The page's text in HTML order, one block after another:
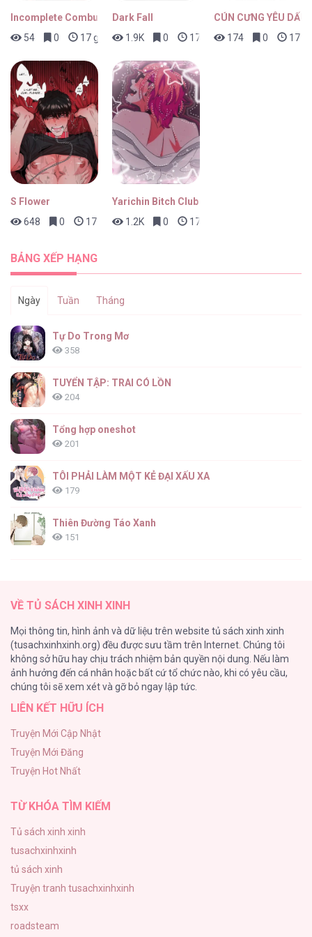
Incomplete Combustion
54
0 17 giờ trước
Dark Fall
1.9K
0 17 giờ trước
CÚN CƯNG YÊU DẤU
174
0 17
S Flower
648
0 17 giờ trước
Yarichin Bitch Club
1.2K
0 17 giờ trước
BẢNG XẾP HẠNG
Ngày Tuần Tháng
Tự Do Trong Mơ
358
TUYỂN TẬP: TRAI CÓ LỒN
204
Tổng hợp oneshot
201
TÔI PHẢI LÀM MỘT KẺ ĐẠI XẤU XA
179
Thiên Đường Táo Xanh
151
140
Phạm Luật
123
Làm vị cứu tinh thật dễ dàng
|END| Định Tên Mối Quan Hệ
109
VỀ TỦ SÁCH XINH XINH
Mọi thông tin, hình ảnh và dữ liệu trên website tủ sách xinh xinh
(tusachxinhxinh.org) đều được sưu tầm trên Internet. Chúng tôi
không sở hữu hay chịu trách nhiệm bản quyền nội dung. Nếu làm
ảnh hưởng đến cá nhân hoặc bất cứ tổ chức nào, khi có yêu cầu,
chúng tôi sẽ xem xét và gỡ bỏ ngay lập tức.
LIÊN KẾT HỮU ÍCH
Truyện Mới Cập Nhật
Truyện Mới Đăng
Truyện Hot Nhất
TỪ KHÓA TÌM KIẾM
Tủ sách xinh xinh
tusachxinhxinh
tủ sách xinh
Truyện tranh tusachxinhxinh
tsxx
roadsteam